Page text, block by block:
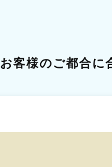
お客様のご都合に